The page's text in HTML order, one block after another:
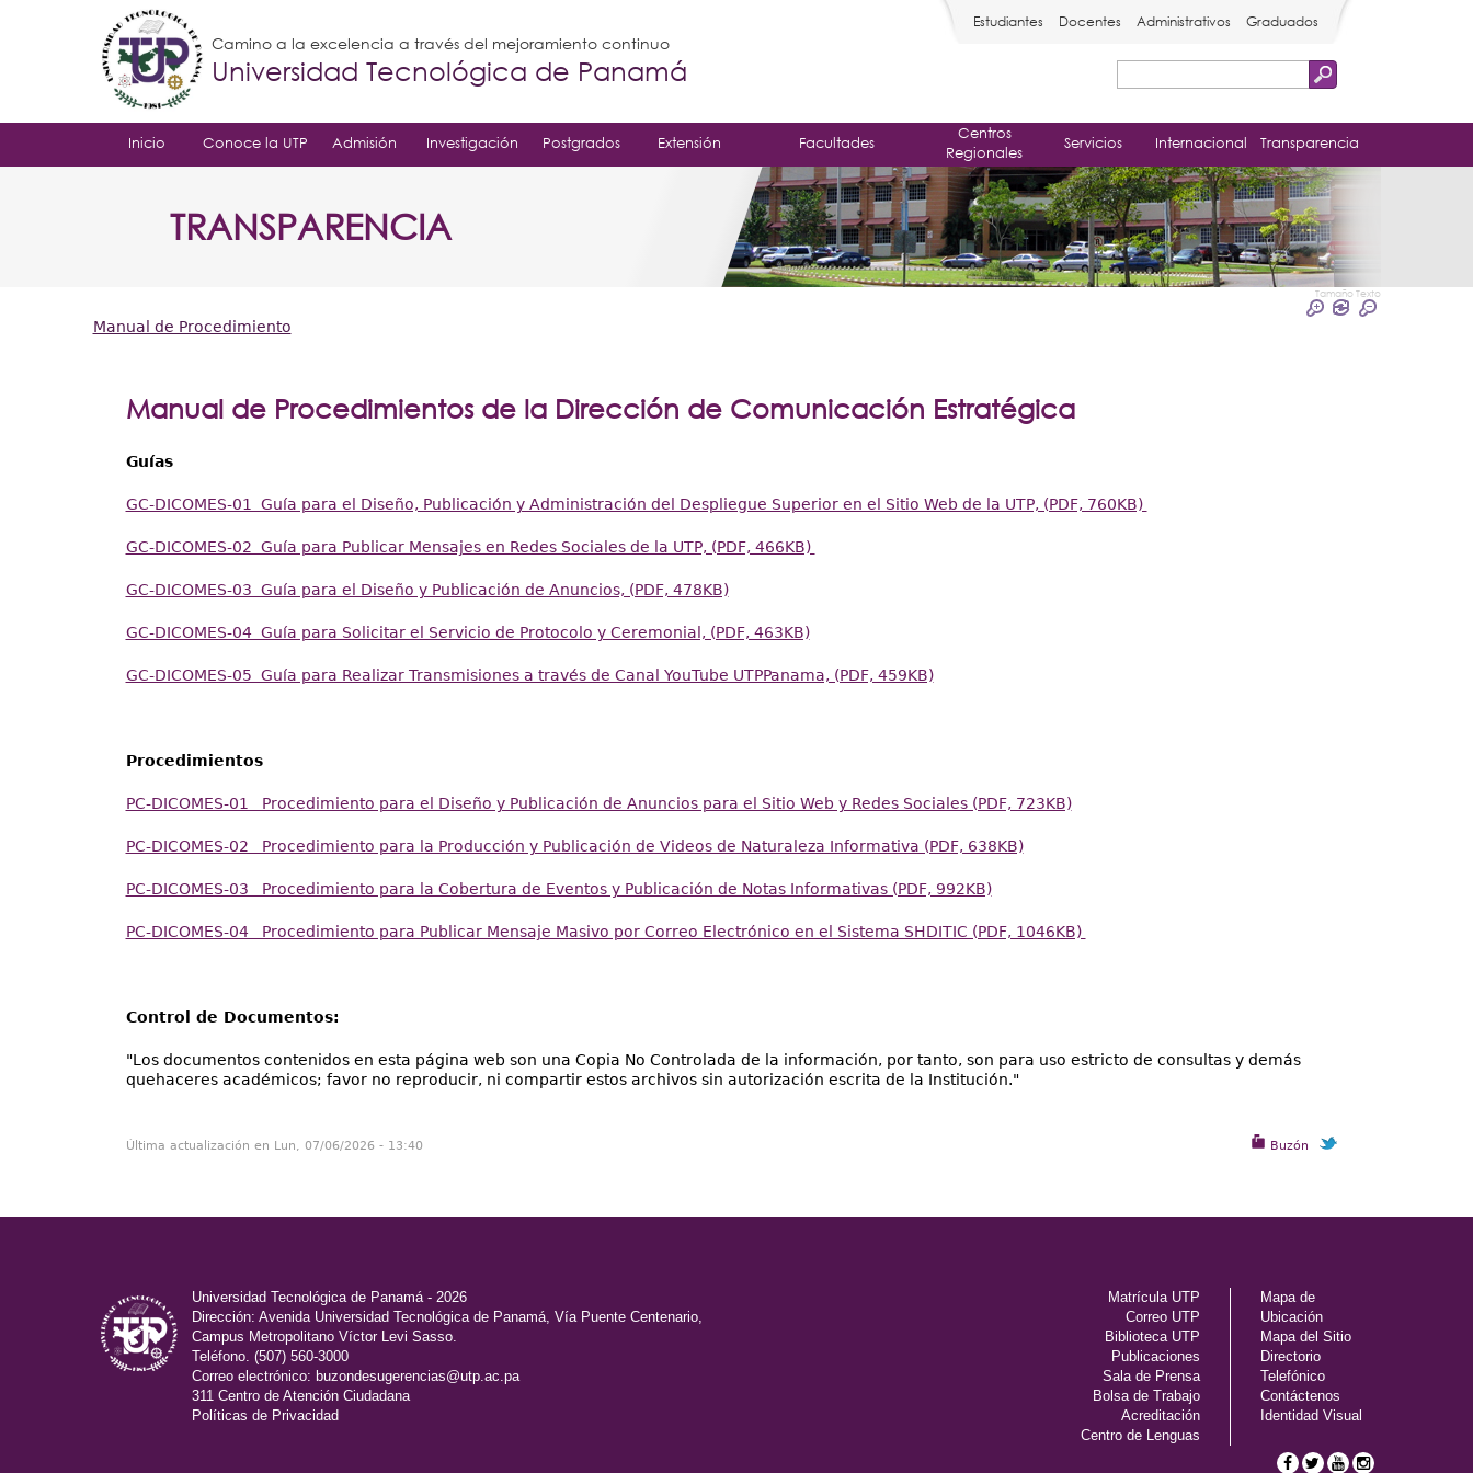
de
búsqueda
Estudiantes Docentes Administrativos Graduados
Camino a la excelencia a través del mejoramiento continuo
Universidad Tecnológica de Panamá
Inicio Conoce la UTP Admisión Investigación Postgrados Extensión Facultades
Centros
Regionales
Servicios Internacional Transparencia
TRANSPARENCIA
Tamaño Texto
está
Manual de Procedimiento
Manual de Procedimientos de la Dirección de Comunicación Estratégica
Guías
GC-DICOMES-01 Guía para el Diseño, Publicación y Administración del Despliegue Superior en el Sitio Web de la UTP, (PDF, 760KB)
GC-DICOMES-02 Guía para Publicar Mensajes en Redes Sociales de la UTP, (PDF, 466KB)
GC-DICOMES-03 Guía para el Diseño y Publicación de Anuncios, (PDF, 478KB)
GC-DICOMES-04 Guía para Solicitar el Servicio de Protocolo y Ceremonial, (PDF, 463KB)
GC-DICOMES-05 Guía para Realizar Transmisiones a través de Canal YouTube UTPPanama, (PDF, 459KB)
Procedimientos
PC-DICOMES-01 Procedimiento para el Diseño y Publicación de Anuncios para el Sitio Web y Redes Sociales (PDF, 723KB)
PC-DICOMES-02 Procedimiento para la Producción y Publicación de Videos de Naturaleza Informativa (PDF, 638KB)
PC-DICOMES-03 Procedimiento para la Cobertura de Eventos y Publicación de Notas Informativas (PDF, 992KB)
PC-DICOMES-04 Procedimiento para Publicar Mensaje Masivo por Correo Electrónico en el Sistema SHDITIC (PDF, 1046KB)
Control de Documentos:
"Los documentos contenidos en esta página web son una Copia No Controlada de la información, por tanto, son para uso estricto de consultas y demás
quehaceres académicos; favor no reproducir, ni compartir estos archivos sin autorización escrita de la Institución."
Buzón
Última actualización en Lun, 07/06/2026 - 13:40
Matrícula UTP
Correo UTP
Biblioteca UTP
Publicaciones
Sala de Prensa
Bolsa de Trabajo
Acreditación
Centro de Lenguas
Mapa de
Ubicación
Mapa del Sitio
Directorio
Telefónico
Contáctenos
Identidad Visual
Universidad Tecnológica de Panamá - 2026
Dirección: Avenida Universidad Tecnológica de Panamá, Vía Puente Centenario,
Campus Metropolitano Víctor Levi Sasso.
Teléfono. (507) 560-3000
Correo electrónico: buzondesugerencias@utp.ac.pa
311 Centro de Atención Ciudadana
Políticas de Privacidad